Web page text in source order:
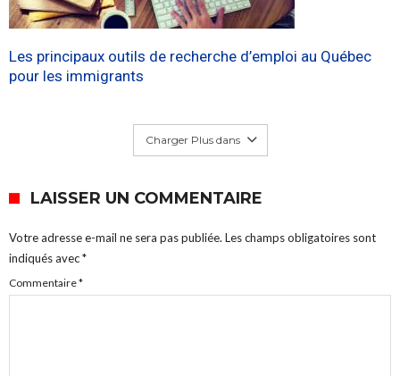
Les principaux outils de recherche d’emploi au Québec
pour les immigrants
Charger Plus dans
LAISSER UN COMMENTAIRE
Votre adresse e-mail ne sera pas publiée. Les champs obligatoires sont
indiqués avec*
Commentaire*